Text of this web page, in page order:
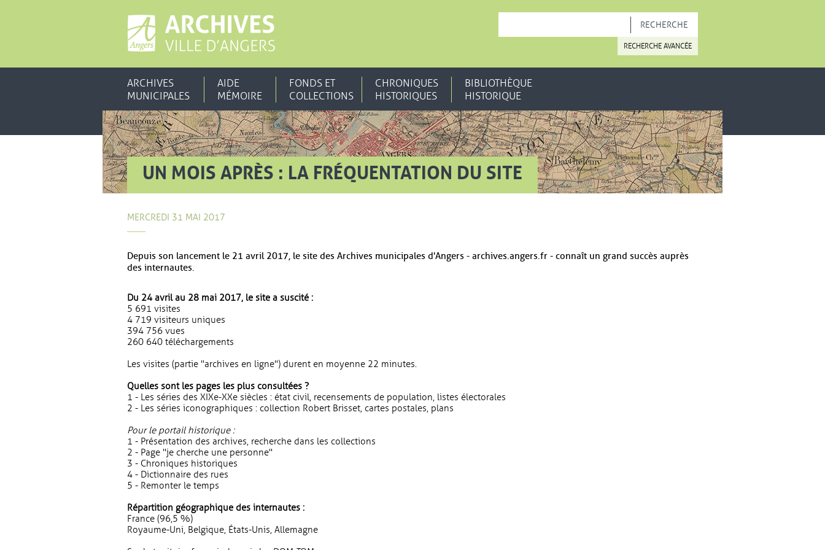
RECHERCHE AVANCÉE
ARCHIVES
MUNICIPALES
AIDE
MÉMOIRE
FONDS ET
COLLECTIONS
CHRONIQUES
HISTORIQUES
BIBLIOTHÈQUE
HISTORIQUE
UN MOIS APRÈS : LA FRÉQUENTATION DU SITE
MERCREDI 31 MAI 2017
Depuis son lancement le 21 avril 2017, le site des Archives municipales d'Angers - archives.angers.fr - connaît un grand succès auprès
des internautes.
Du 24 avril au 28 mai 2017, le site a suscité :
5 691 visites
4 719 visiteurs uniques
394 756 vues
260 640 téléchargements
Les visites (partie "archives en ligne") durent en moyenne 22 minutes.
Quelles sont les pages les plus consultées ?
1 - Les séries des XIXe-XXe siècles : état civil, recensements de population, listes électorales
2 - Les séries iconographiques : collection Robert Brisset, cartes postales, plans
Pour le portail historique :
1 - Présentation des archives, recherche dans les collections
2 - Page "je cherche une personne"
3 - Chroniques historiques
4 - Dictionnaire des rues
5 - Remonter le temps
Répartition géographique des internautes :
France (96,5 %)
Royaume-Uni, Belgique, États-Unis, Allemagne